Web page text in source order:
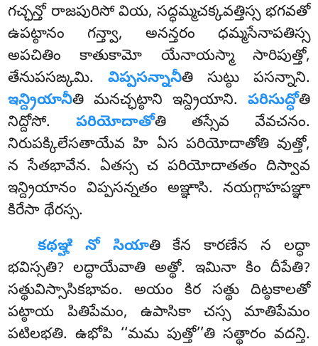
గచ్ఛన్తో రాజపురిసో వియ, సద్ధమ్మచక్కవత్తిస్స భగవతో
ఉపట్ఠానం గన్త్వా, అనన్తరం ధమ్మసేనాపతిస్స
అపచితిం కాతుకామో యేనాయస్మా సారిపుత్తో,
తేనుపసఙ్కమి.విప్పసన్నానీతి సుట్ఠు పసన్నాని.
ఇన్ద్రియానీతి మనచ్ఛట్ఠాని ఇన్ద్రియాని. పరిసుద్ధోతి
నిద్దోసో.పరియోదాతోతి తస్సేవ వేవచనం.
నిరుపక్కిలేసతాయేవ హి ఏస పరియోదాతోతి వుత్తో,
న సేతభావేన. ఏతస్స చ పరియోదాతతం దిస్వావ
ఇన్ద్రియానం విప్పసన్నతం అఞ్ఞాసి. నయగ్గాహపఞ్ఞా
కిరేసా థేరస్స.
కథఞ్హి నో సియాతి కేన కారణేన న లద్ధా
భవిస్సతి? లద్ధాయేవాతి అత్థో. ఇమినా కిం దీపేతి?
సత్థువిస్సాసికభావం. అయం కిర సత్థు దిట్ఠకాలతో
పట్ఠాయ పితిపేమం, ఉపాసికా చస్స మాతిపేమం
పటిలభతి. ఉభోపి ‘‘మమ పుత్తో’’తి సత్థారం వదన్తి.